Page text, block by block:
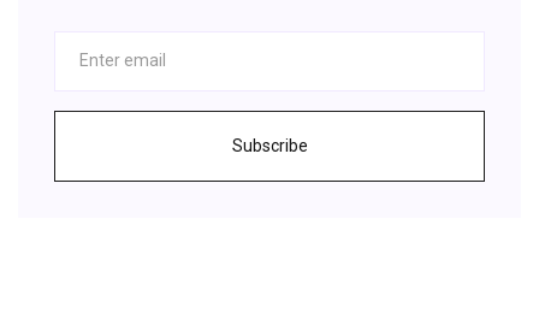
Subscribe